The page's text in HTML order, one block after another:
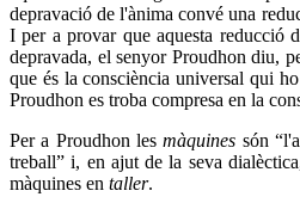
depravació de l'ànima convé una
I per a provar que aquesta reducció
depravada, el senyor Proudhon diu,
que és la consciència universal qui
Proudhon es troba compresa en la
Per a Proudhon lesmàquines són
treball” i, en ajut de la seva
màquines en taller.